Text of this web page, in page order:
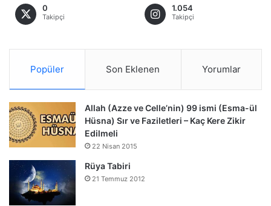
0
Takipçi
1.054
Takipçi
Popüler Son Eklenen Yorumlar
Allah (Azze ve Celle’nin) 99 ismi (Esma-ül
Hüsna) Sır ve Faziletleri – Kaç Kere Zikir
Edilmeli
22 Nisan 2015
Rüya Tabiri
21 Temmuz 2012